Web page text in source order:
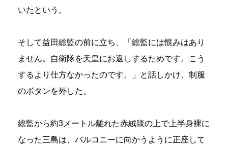
いたという。
そして益田総監の前に立ち、「総監には恨みはあり
ません。自衛隊を天皇にお返しするためです。こう
するより仕方なかったのです。」と話しかけ、制服
のボタンを外した。
総監から約3メートル離れた赤絨毯の上で上半身裸に
なった三島は、バルコニーに向かうように正座して